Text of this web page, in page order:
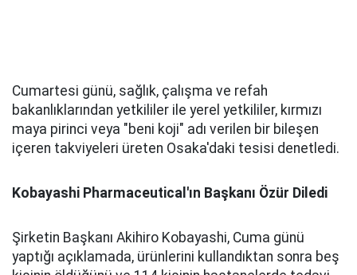
Cumartesi günü, sağlık, çalışma ve refah
bakanlıklarından yetkililer ile yerel yetkililer, kırmızı
maya pirinci veya "beni koji" adı verilen bir bileşen
içeren takviyeleri üreten Osaka'daki tesisi denetledi.
Kobayashi Pharmaceutical'ın Başkanı Özür Diledi
Şirketin Başkanı Akihiro Kobayashi, Cuma günü
yaptığı açıklamada, ürünlerini kullandıktan sonra beş